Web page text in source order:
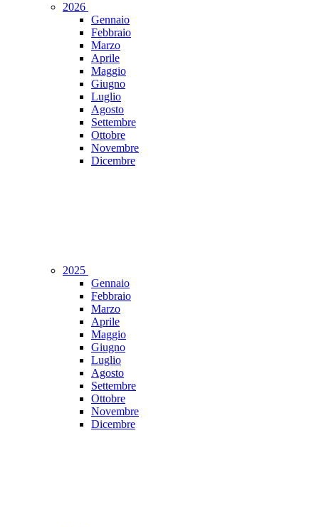
2026
Gennaio
Febbraio
Marzo
Aprile
Maggio
Giugno
Luglio
Agosto
Settembre
Ottobre
Novembre
Dicembre
2025
Gennaio
Febbraio
Marzo
Aprile
Maggio
Giugno
Luglio
Agosto
Settembre
Ottobre
Novembre
Dicembre